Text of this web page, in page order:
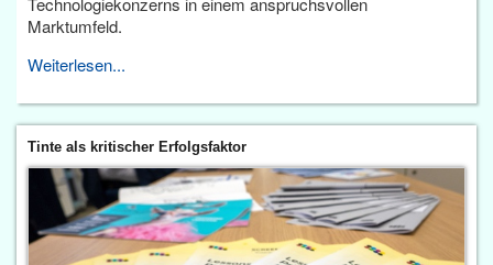
Marktumfeld.
Weiterlesen...
Tinte als kritischer Erfolgsfaktor